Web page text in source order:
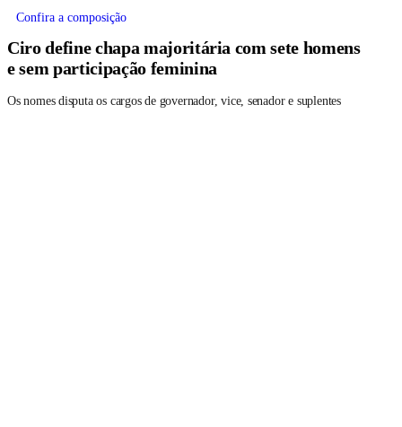
Confira a composição
Ciro define chapa majoritária com sete homens
e sem participação feminina
Os nomes disputa os cargos de governador, vice, senador e suplentes